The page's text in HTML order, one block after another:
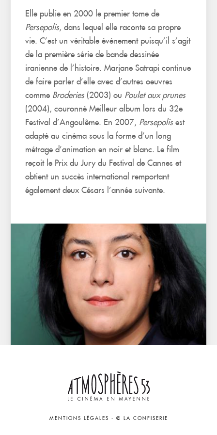
Elle publie en 2000 le premier tome de
Persepolis, dans lequel elle raconte sa propre
vie. C’est un véritable événement puisqu’il s’agit
de la première série de bande dessinée
iranienne de l’histoire. Marjane Satrapi continue
de faire parler d’elle avec d’autres oeuvres
comme Broderies (2003) ou Poulet aux prunes
(2004), couronné Meilleur album lors du 32e
Festival d’Angoulême. En 2007, Persepolis est
adapté au cinéma sous la forme d’un long
métrage d’animation en noir et blanc. Le film
reçoit le Prix du Jury du Festival de Cannes et
obtient un succès international remportant
également deux Césars l’année suivante.
MENTIONS LÉGALES - © LA CONFISERIE